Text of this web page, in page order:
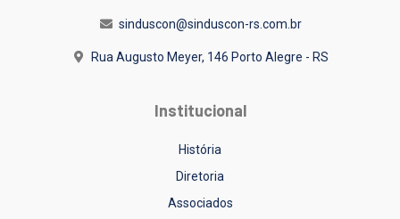
sinduscon@sinduscon-rs.com.br
Rua Augusto Meyer, 146 Porto Alegre - RS
Institucional
História
Diretoria
Associados